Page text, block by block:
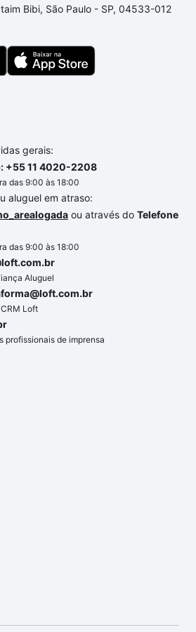
conte com a gente para comprar
com segurança e
até as chaves.
Bibi, São Paulo - SP, 04533-012
gerais:
+55 11 4020-2208
das 9:00 às 18:00
aluguel em atraso:
ou através do Telefone
das 9:00 às 18:00
Aluguel
Loft
profissionais de imprensa